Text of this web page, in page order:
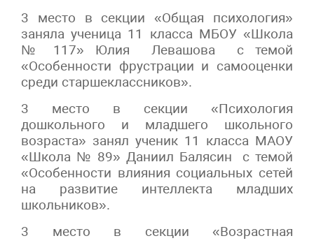
3 место в секции «Общая психология»
заняла ученица 11 класса МБОУ «Школа
№ 117» Юлия Левашова с темой
«Особенности фрустрации и самооценки
среди старшеклассников».
3 место в секции «Психология
дошкольного и младшего школьного
возраста» занял ученик 11 класса МАОУ
«Школа № 89» Даниил Балясин с темой
«Особенности влияния социальных сетей
на развитие интеллекта младших
школьников».
3 место в секции «Возрастная